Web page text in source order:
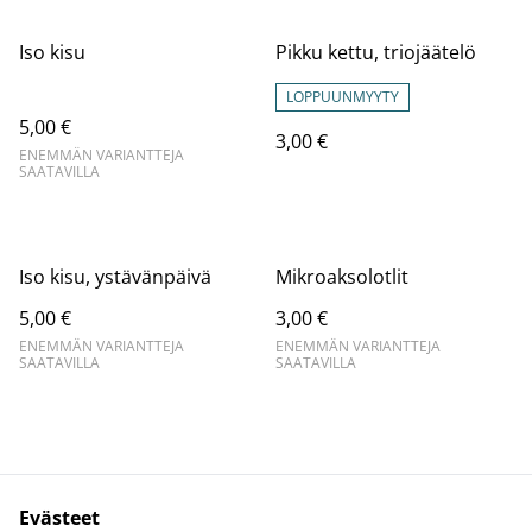
Iso kisu
5,00 €
ENEMMÄN VARIANTTEJA
SAATAVILLA
Pikku kettu, triojäätelö
LOPPUUNMYYTY
3,00 €
Iso kisu, ystävänpäivä
5,00 €
ENEMMÄN VARIANTTEJA
SAATAVILLA
Mikroaksolotlit
3,00 €
ENEMMÄN VARIANTTEJA
SAATAVILLA
Evästeet